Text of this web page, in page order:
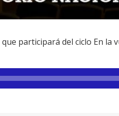
que participará del ciclo En la